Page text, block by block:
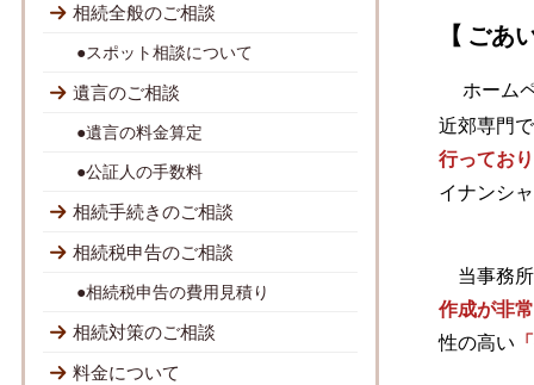
【 ごあ
ホーム
近郊専門
行ってお
イナンシ
当事務
作成が非
性の高い
相続全般のご相談
●スポット相談について
遺言のご相談
●遺言の料金算定
●公証人の手数料
相続手続きのご相談
相続税申告のご相談
●相続税申告の費用見積り
相続対策のご相談
料金について